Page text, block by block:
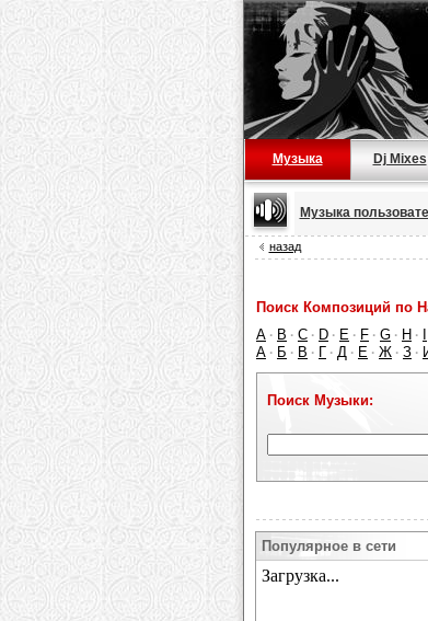
Музыка Dj Mixes
Музыка
назад
Поиск Композиций по
A · B · C · D · E · F · G · H ·
А · Б · В · Г · Д · Е · Ж · З ·
Поиск Музыки:
Популярное в сети